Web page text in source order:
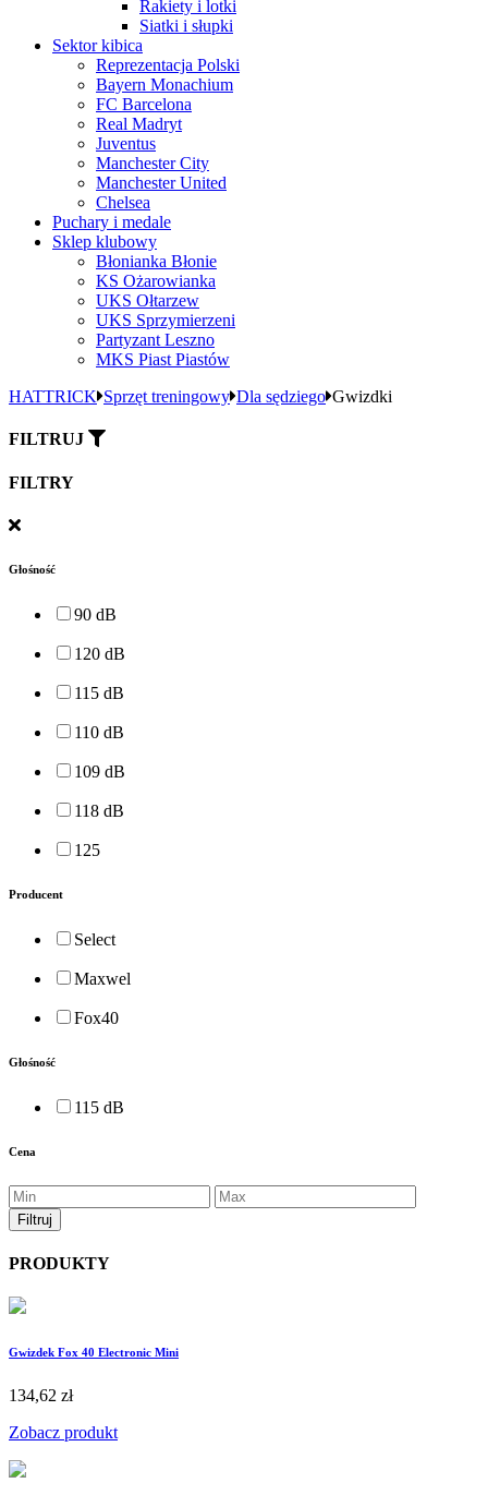
Rakiety i lotki
Siatki i słupki
Sektor kibica
Reprezentacja Polski
Bayern Monachium
FC Barcelona
Real Madryt
Juventus
Manchester City
Manchester United
Chelsea
Puchary i medale
Sklep klubowy
Błonianka Błonie
KS Ożarowianka
UKS Ołtarzew
UKS Sprzymierzeni
Partyzant Leszno
MKS Piast Piastów
HATTRICK Sprzęt treningowy Dla sędziego Gwizdki
FILTRUJ
FILTRY
Głośność
90 dB
120 dB
115 dB
110 dB
109 dB
118 dB
125
Producent
Select
Maxwel
Fox40
Głośność
115 dB
Cena
PRODUKTY
Gwizdek Fox 40 Electronic Mini
134,62 zł
Zobacz produkt